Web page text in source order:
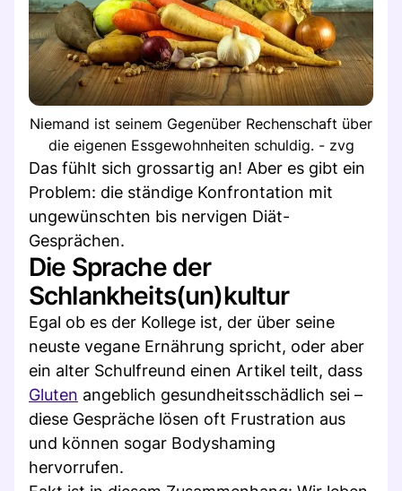
Niemand ist seinem Gegenüber Rechenschaft über
die eigenen Essgewohnheiten schuldig. - zvg
Das fühlt sich grossartig an! Aber es gibt ein
Problem: die ständige Konfrontation mit
ungewünschten bis nervigen Diät-
Gesprächen.
Die Sprache der
Schlankheits(un)kultur
Egal ob es der Kollege ist, der über seine
neuste vegane Ernährung spricht, oder aber
ein alter Schulfreund einen Artikel teilt, dass
Gluten angeblich gesundheitsschädlich sei –
diese Gespräche lösen oft Frustration aus
und können sogar Bodyshaming
hervorrufen.